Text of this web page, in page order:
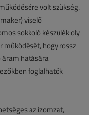
volt szükség.
viselő
sokkoló készülék oly
működését, hogy rossz
áram hatására
foglalhatók
az izomzat,